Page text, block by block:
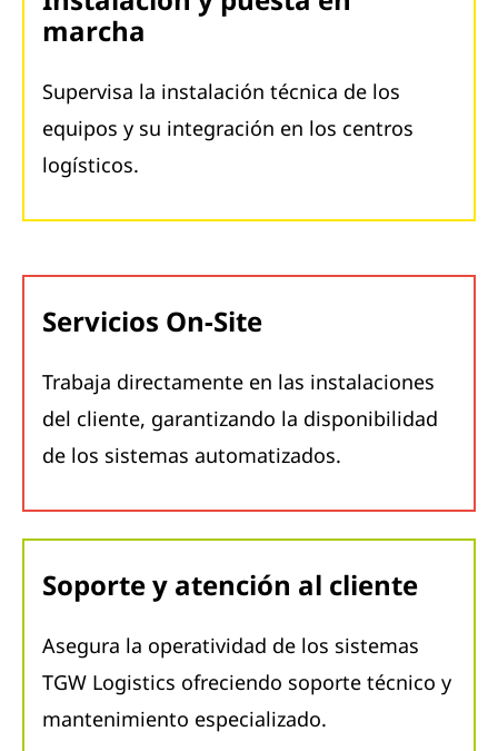
marcha
Supervisa la instalación técnica de los
equipos y su integración en los centros
logísticos.
Servicios On-Site
Trabaja directamente en las instalaciones
del cliente, garantizando la disponibilidad
de los sistemas automatizados.
Soporte y atención al cliente
Asegura la operatividad de los sistemas
TGW Logistics ofreciendo soporte técnico y
mantenimiento especializado.